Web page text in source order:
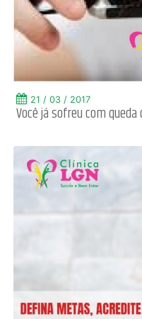
21 / 03 / 2017
Você já sofreu com queda